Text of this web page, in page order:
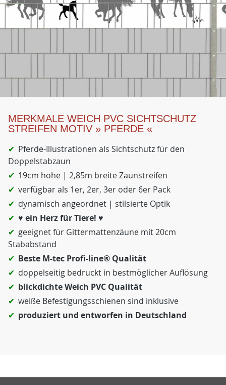
MERKMALE WEICH PVC SICHTSCHUTZ
STREIFEN MOTIV » PFERDE «
Pferde-Illustrationen als Sichtschutz für den
Doppelstabzaun
19cm hohe | 2,85m breite Zaunstreifen
verfügbar als 1er, 2er, 3er oder 6er Pack
dynamisch angeordnet | stilsierte Optik
♥ ein Herz für Tiere! ♥
geeignet für Gittermattenzäune mit 20cm
Stababstand
Beste M-tec Profi-line® Qualität
doppelseitig bedruckt in bestmöglicher Auflösung
blickdichte Weich PVC Qualität
weiße Befestigungsschienen sind inklusive
produziert und entworfen in Deutschland